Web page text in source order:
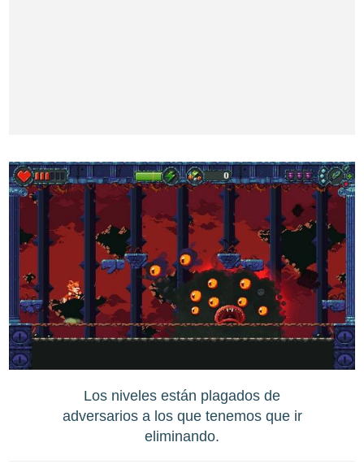
Los niveles están plagados de
adversarios a los que tenemos que ir
eliminando.